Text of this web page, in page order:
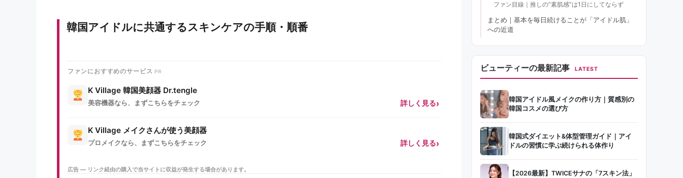
韓国アイドルに共通するスキンケアの手順・順番
ファンにおすすめのサービス
K Village 韓国美顔器 Dr.tengle
美容機器なら、まずこちらをチェック 詳しく見る
K Village メイクさんが使う美顔器
プロメイクなら、まずこちらをチェック 詳しく見る
広告 — リンク経由の購入で当サイトに収益が発生する場合があります。
ファン目線｜推しの“素肌感”は1日にしてならず
まとめ｜基本を毎日続けることが「アイドル肌」
への近道
ビューティーの最新記事 LATEST
韓国アイドル風メイクの作り方｜質感別の
韓国コスメの選び方
韓国式ダイエット&体型管理ガイド｜アイ
ドルの習慣に学ぶ続けられる体作り
【2026最新】TWICEサナの「7スキン法」